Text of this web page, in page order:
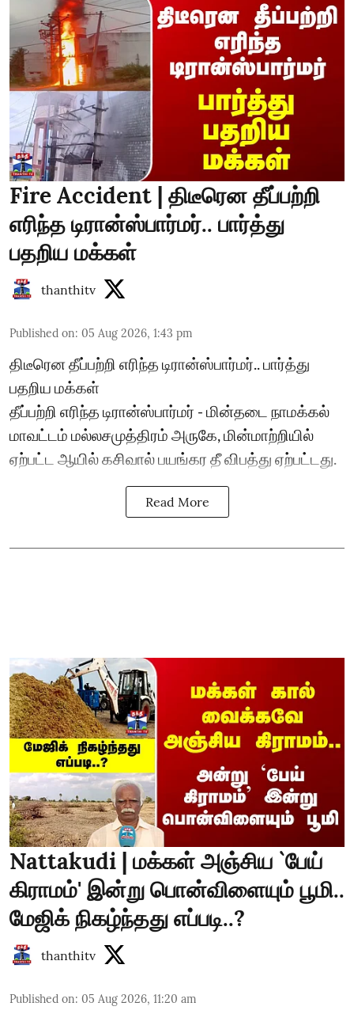
Fire Accident | திடீரென தீப்பற்றி
எரிந்த டிரான்ஸ்பார்மர்.. பார்த்து
பதறிய மக்கள்
thanthitv
Published on: 05 Aug 2026, 1:43 pm
திடீரென தீப்பற்றி எரிந்த டிரான்ஸ்பார்மர்.. பார்த்து
பதறிய மக்கள்
தீப்பற்றி எரிந்த டிரான்ஸ்பார்மர் - மின்தடை நாமக்கல்
மாவட்டம் மல்லசமுத்திரம் அருகே, மின்மாற்றியில்
ஏற்பட்ட ஆயில் கசிவால் பயங்கர தீ விபத்து ஏற்பட்டது.
Read More
Nattakudi | மக்கள் அஞ்சிய `பேய்
கிராமம்' இன்று பொன்விளையும் பூமி..
மேஜிக் நிகழ்ந்தது எப்படி..?
thanthitv
Published on: 05 Aug 2026, 11:20 am